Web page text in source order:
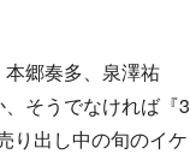
郷奏多、泉澤祐
そうでなければ『3
り出し中の旬のイケ